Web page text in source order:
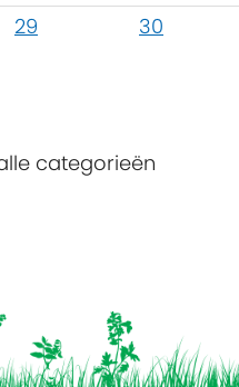
29 30
categorieën